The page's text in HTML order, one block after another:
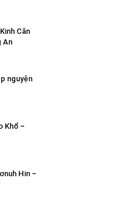
Căn
An
nguyện
Khổ –
Hin –